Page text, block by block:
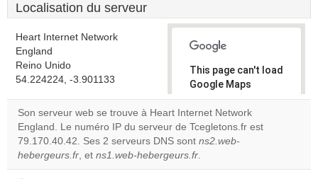
Localisation du serveur
Heart Internet Network
England
Reino Unido
54.224224, -3.901133
This page can't load
Google Maps
correctly.
Do you
own this
Son serveur web se trouve à Heart Internet Network
England. Le numéro IP du serveur de Tcegletons.fr est
79.170.40.42. Ses 2 serveurs DNS sont ns2.web-
hebergeurs.fr, et ns1.web-hebergeurs.fr.